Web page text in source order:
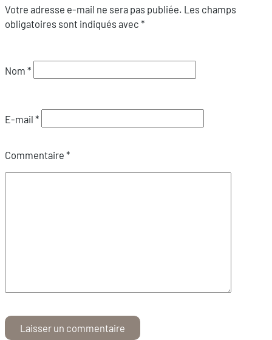
Votre adresse e-mail ne sera pas publiée. Les champs
obligatoires sont indiqués avec *
Nom *
E-mail *
Commentaire *